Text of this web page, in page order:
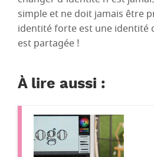
simple et ne doit jamais être
identité forte est une identité
est partagée !
À lire aussi :